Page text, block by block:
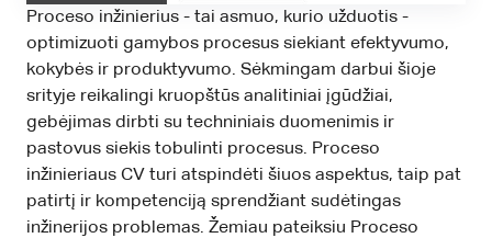
Proceso inžinierius - tai asmuo, kurio užduotis -
optimizuoti gamybos procesus siekiant efektyvumo,
kokybės ir produktyvumo. Sėkmingam darbui šioje
srityje reikalingi kruopštūs analitiniai įgūdžiai,
gebėjimas dirbti su techniniais duomenimis ir
pastovus siekis tobulinti procesus. Proceso
inžinieriaus CV turi atspindėti šiuos aspektus, taip pat
patirtį ir kompetenciją sprendžiant sudėtingas
inžinerijos problemas. Žemiau pateiksiu Proceso